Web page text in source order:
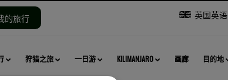
的旅行
选
英国英语
狩猎之旅 一日游 KILIMANJARO 画廊 目的地